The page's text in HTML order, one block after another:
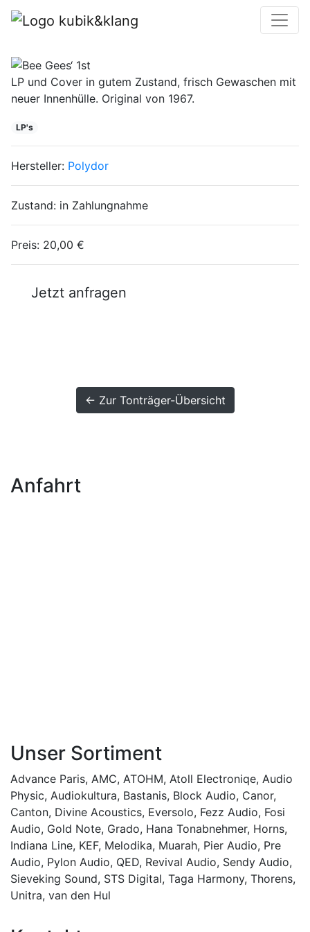
Bee Gees‘ 1st
LP und Cover in gutem Zustand, frisch Gewaschen mit
neuer Innenhülle. Original von 1967.
LP's
Hersteller: Polydor
Zustand: in Zahlungnahme
Preis: 20,00 €
Jetzt anfragen
← Zur Tonträger-Übersicht
Anfahrt
Unser Sortiment
Advance Paris, AMC, ATOHM, Atoll Electroniqe, Audio
Physic, Audiokultura, Bastanis, Block Audio, Canor,
Canton, Divine Acoustics, Eversolo, Fezz Audio, Fosi
Audio, Gold Note, Grado, Hana Tonabnehmer, Horns,
Indiana Line, KEF, Melodika, Muarah, Pier Audio, Pre
Audio, Pylon Audio, QED, Revival Audio, Sendy Audio,
Sieveking Sound, STS Digital, Taga Harmony, Thorens,
Unitra, van den Hul